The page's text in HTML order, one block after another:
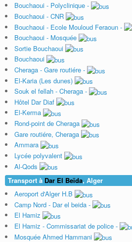
Bouchaoui - Polyclinique -
Bouchaoui - CNR
Bouchaoui - Ecole Mouloud Feraoun -
Bouchaoui - Mosquée
Sortie Bouchaoui
Bouchaoui
Cheraga - Gare routiére -
El-Karia (Les dunes)
Souk el fellah - Cheraga -
Hôtel Dar Diaf
El-Kerma
Rond-point de Cheraga
Gare routiére, Cheraga
Ammara
Lycée polyvalent
Al-Qods
Transport à Dar El Beïda, Alger
Aeroport d'Alger H.B
Camp Nord - Dar el beida -
El Hamiz
El Hamiz - Commissariat de police -
Mosquée Ahmed Hammani